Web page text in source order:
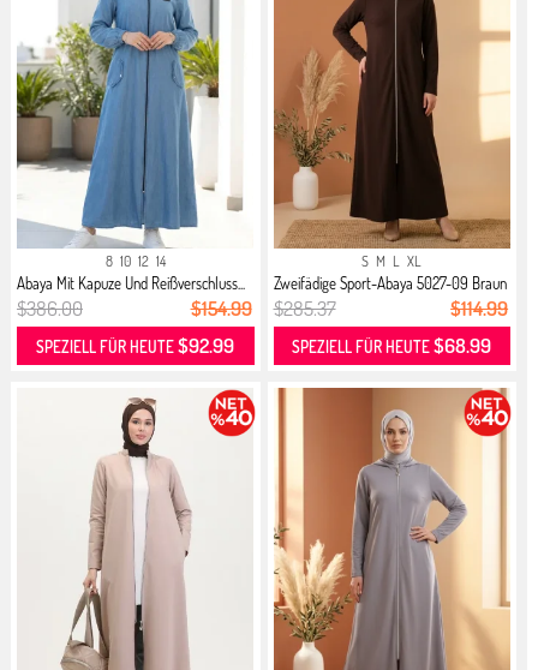
8 10 12 14
Abaya Mit Kapuze Und Reißverschluss...
$386.00 $154.99
SPEZIELL FÜR HEUTE$92.99
S M L XL
Zweifädige Sport-Abaya 5027-09 Braun
$285.37 $114.99
SPEZIELL FÜR HEUTE$68.99